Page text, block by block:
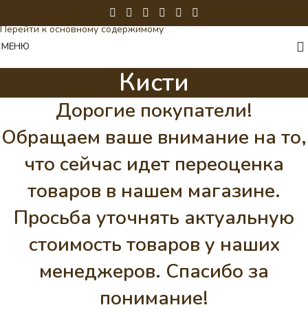
Перейти к основному содержимому
МЕНЮ
Кисти
Дорогие покупатели!
Обращаем ваше внимание на то,
что сейчас идет переоценка
товаров в нашем магазине.
Просьба уточнять актуальную
стоимость товаров у наших
менеджеров. Спасибо за
понимание!